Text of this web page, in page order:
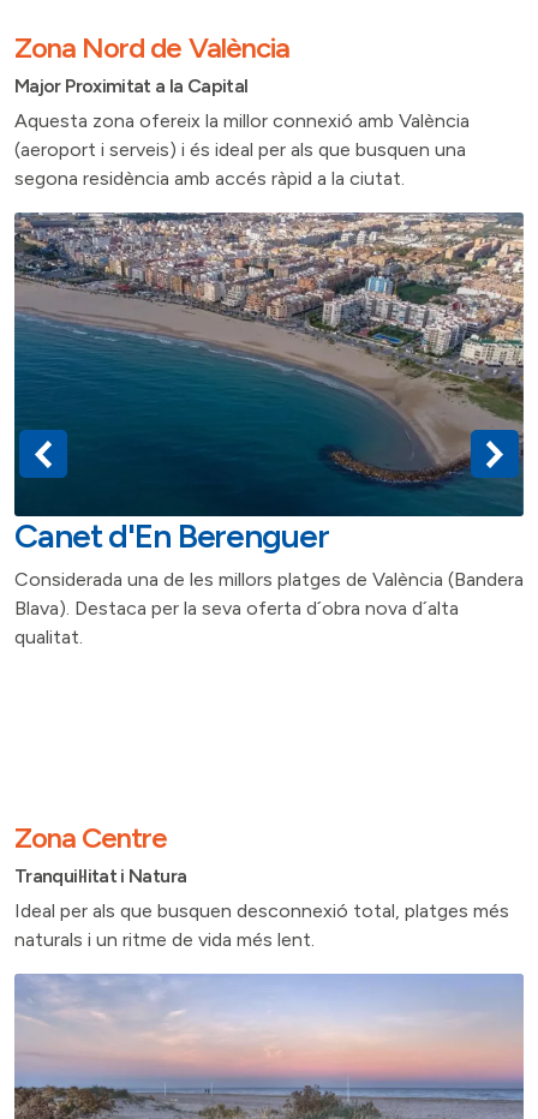
Zona Nord de València
Major Proximitat a la Capital
Aquesta zona ofereix la millor connexió amb València
(aeroport i serveis) i és ideal per als que busquen una
segona residència amb accés ràpid a la ciutat.
Canet d'En Berenguer
Considerada una de les millors platges de València (Bandera
Blava). Destaca per la seva oferta d´obra nova d´alta
qualitat.
Zona Centre
Tranquil·litat i Natura
Ideal per als que busquen desconnexió total, platges més
naturals i un ritme de vida més lent.